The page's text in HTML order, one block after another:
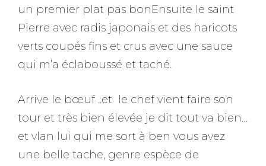
un premier plat pas bonEnsuite le saint
Pierre avec radis japonais et des haricots
verts coupés fins et crus avec une sauce
qui m’a éclaboussé et taché.
Arrive le bœuf ..et le chef vient faire son
tour et très bien élevée je dit tout va bien…
et vlan lui qui me sort à ben vous avez
une belle tache, genre espèce de